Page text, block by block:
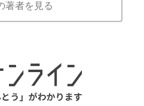
著者を見る